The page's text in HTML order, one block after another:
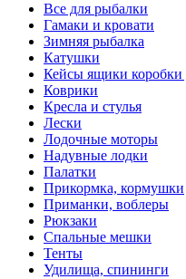
Все для рыбалки
Гамаки и кровати
Зимняя рыбалка
Катушки
Кейсы ящики коробки
Коврики
Кресла и стулья
Лески
Лодочные моторы
Надувные лодки
Палатки
Прикормка, кормушки
Приманки, воблеры
Рюкзаки
Спальные мешки
Тенты
Удилища, спининги